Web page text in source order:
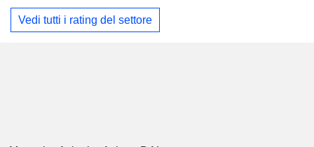
Vedi tutti i rating del settore